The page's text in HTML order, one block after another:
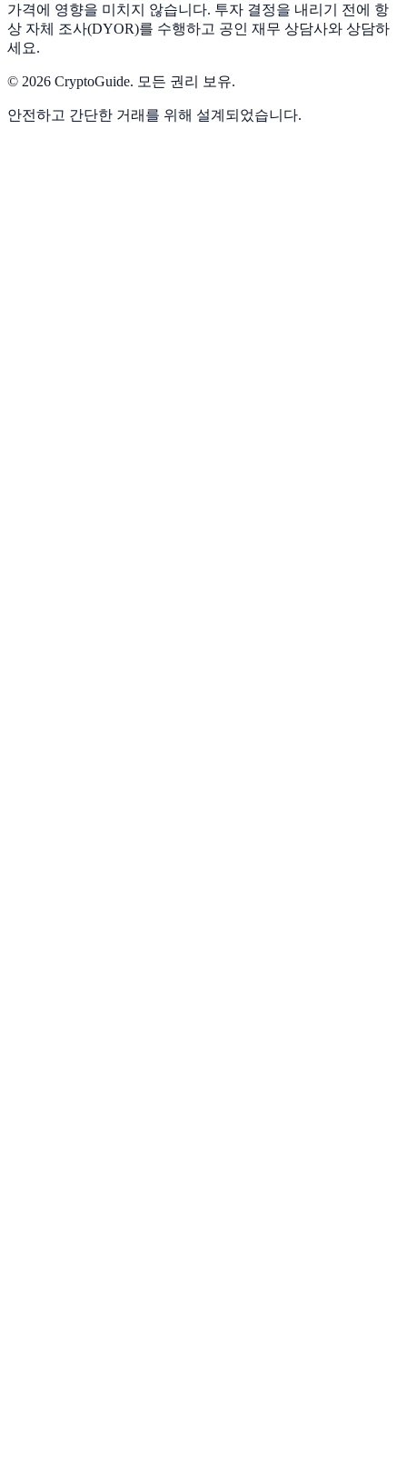
가격에 영향을 미치지 않습니다. 투자 결정을 내리기 전에 항
상 자체 조사(DYOR)를 수행하고 공인 재무 상담사와 상담하
세요.
© 2026 CryptoGuide. 모든 권리 보유.
안전하고 간단한 거래를 위해 설계되었습니다.